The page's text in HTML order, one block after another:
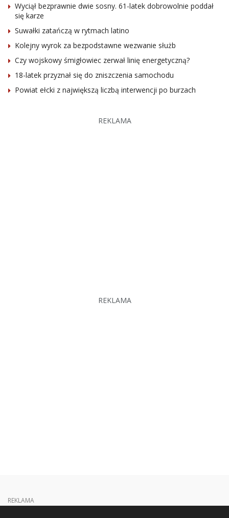
Wyciął bezprawnie dwie sosny. 61-latek dobrowolnie poddał
się karze
Suwałki zatańczą w rytmach latino
Kolejny wyrok za bezpodstawne wezwanie służb
Czy wojskowy śmigłowiec zerwał linię energetyczną?
18-latek przyznał się do zniszczenia samochodu
Powiat ełcki z największą liczbą interwencji po burzach
REKLAMA
REKLAMA
REKLAMA